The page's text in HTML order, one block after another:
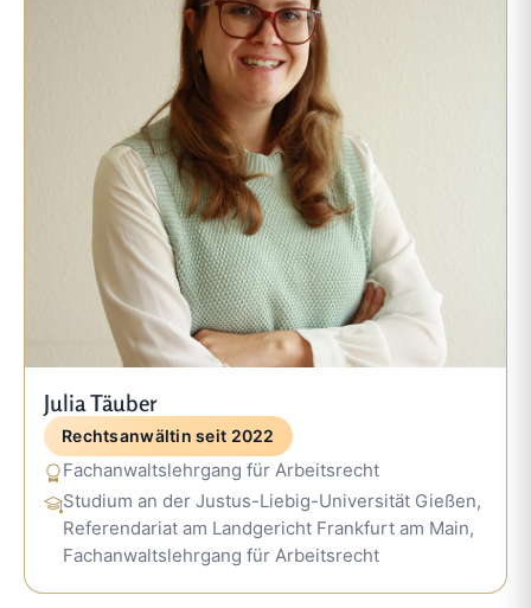
Julia Täuber
Rechtsanwältin seit 2022
Fachanwaltslehrgang für Arbeitsrecht
Studium an der Justus-Liebig-Universität Gießen,
Referendariat am Landgericht Frankfurt am Main,
Fachanwaltslehrgang für Arbeitsrecht